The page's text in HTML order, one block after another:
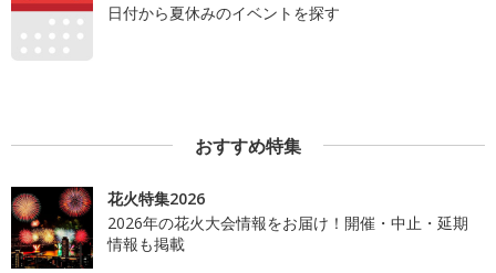
日付から夏休みのイベントを探す
おすすめ特集
花火特集2026
2026年の花火大会情報をお届け！開催・中止・延期
情報も掲載